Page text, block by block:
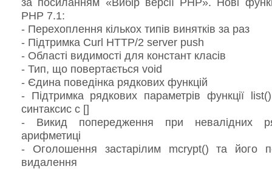
PHP 7.1:
- Перехоплення кількох типів винятків за раз
- Підтримка Curl HTTP/2 server push
- Області видимості для констант класів
- Тип, що повертається void
- Єдина поведінка рядкових функцій
- Підтримка рядкових параметрів функції
синтаксис c []
- Викид попередження при невалідних
арифметиці
- Оголошення застарілим mcrypt() та його
видалення